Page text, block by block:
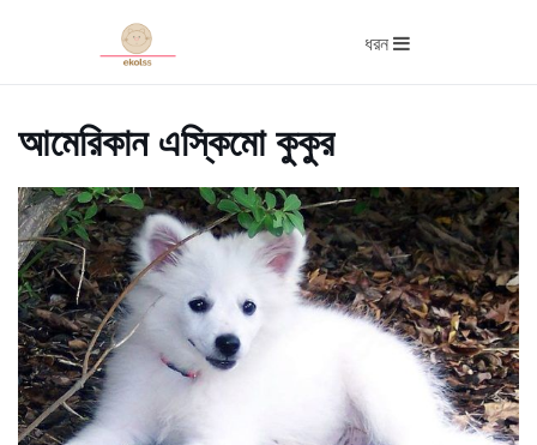
ধরন
আমেরিকান এস্কিমো কুকুর